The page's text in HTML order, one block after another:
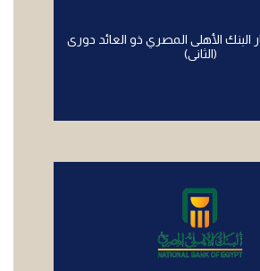
البنك الأهلى المصري ذو العائد دورى
(الثانى)